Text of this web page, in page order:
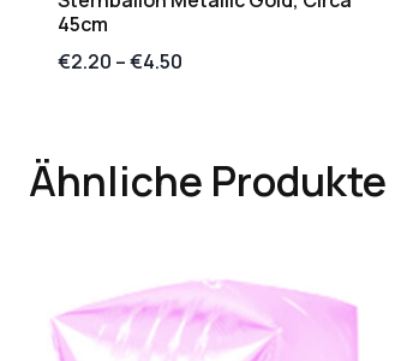
45cm
€2.20 –€4.50
Ähnliche Produkte